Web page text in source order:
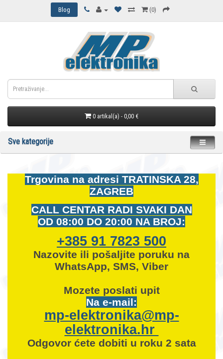
Blog (0)
0 artikal(a) - 0,00 €
Sve kategorije
Trgovina na adresi TRATINSKA 28,
ZAGREB
CALL CENTAR RADI SVAKI DAN
OD 08:00 DO 20:00 NA BROJ:
+385 91 7823 500
Nazovite ili pošaljite poruku na
WhatsApp, SMS, Viber
Mozete poslati upit
Na e-mail:
mp-elektronika@mp-
elektronika.hr
Odgovor ćete dobiti u roku 2 sata